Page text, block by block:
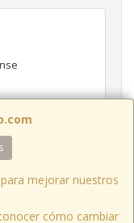
mejorar nuestros
cómo cambiar